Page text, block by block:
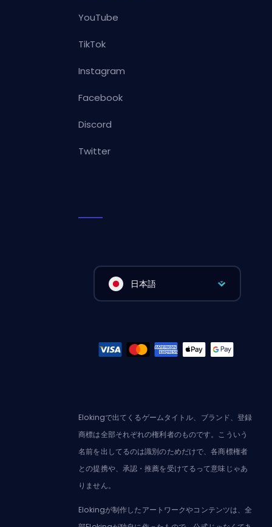
YouTube
TikTok
Instagram
Facebook
Discord
Twitter
日本語
Elokingで出てくるゲームタイトル、ブランド、登録
商標は全部それぞれの権利者のものです。こういう
名前を出してるのは識別のためだけで、各商標権者
との提携や、承認・推薦を受けてるって意味じゃあ
りません。
Elokingが制作したアートワークやコンテンツは、全